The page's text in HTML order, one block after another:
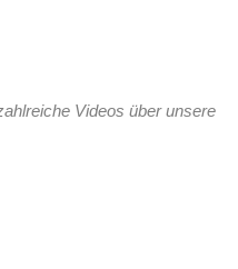
Videos über unsere